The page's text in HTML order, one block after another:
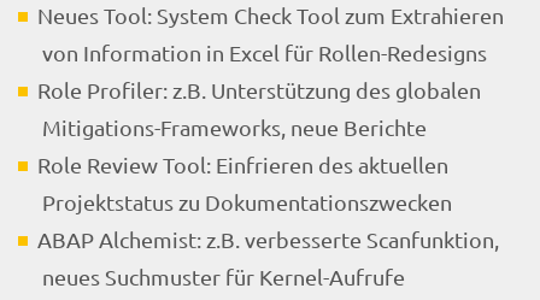
Neues Tool: System Check Tool zum Extrahieren
von Information in Excel für Rollen-Redesigns
Role Profiler: z.B. Unterstützung des globalen
Mitigations-Frameworks, neue Berichte
Role Review Tool: Einfrieren des aktuellen
Projektstatus zu Dokumentationszwecken
ABAP Alchemist: z.B. verbesserte Scanfunktion,
neues Suchmuster für Kernel-Aufrufe